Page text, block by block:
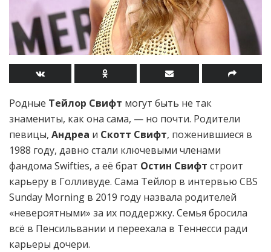
Родные Тейлор Свифт могут быть не так
знамениты, как она сама, — но почти. Родители
певицы, Андреа и Скотт Свифт, поженившиеся в
1988 году, давно стали ключевыми членами
фандома Swifties, а её брат Остин Свифт строит
карьеру в Голливуде. Сама Тейлор в интервью CBS
Sunday Morning в 2019 году назвала родителей
«невероятными» за их поддержку. Семья бросила
всё в Пенсильвании и переехала в Теннесси ради
карьеры дочери.